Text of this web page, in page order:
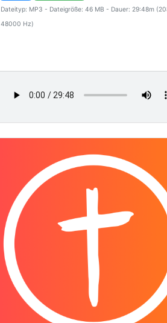
Dateityp: MP3 - Dateigröße: 46 MB - Dauer: 29:48m
48000 Hz)